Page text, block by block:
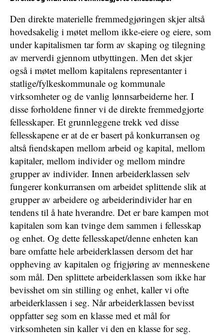
Den direkte materielle fremmedgjøringen skjer altså
hovedsakelig i møtet mellom ikke-eiere og eiere, som
under kapitalismen tar form av skaping og tilegning
av merverdi gjennom utbyttingen. Men det skjer
også i møtet mellom kapitalens representanter i
statlige/fylkeskommunale og kommunale
virksomheter og de vanlig lønnsarbeiderne her. I
disse forholdene finner vi de direkte fremmedgjorte
fellesskaper. Et grunnleggene trekk ved disse
fellesskapene er at de er basert på konkurransen og
altså fiendskapen mellom arbeid og kapital, mellom
kapitaler, mellom individer og mellom mindre
grupper av individer. Innen arbeiderklassen selv
fungerer konkurransen om arbeidet splittende slik at
grupper av arbeidere og arbeiderindivider har en
tendens til å hate hverandre. Det er bare kampen mot
kapitalen som kan tvinge dem sammen i fellesskap
og enhet. Og dette fellesskapet/denne enheten kan
bare omfatte hele arbeiderklassen dersom det har
oppheving av kapitalen og frigjøring av menneskene
som mål. Den splittete arbeiderklassen som ikke har
bevisshet om sin stilling og enhet, kaller vi ofte
arbeiderklassen i seg. Når arbeiderklassen bevisst
oppfatter seg som en klasse med et mål for
virksomheten sin kaller vi den en klasse for seg.